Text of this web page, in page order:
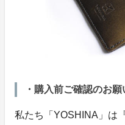
・購入前ご確認のお願
私たち「YOSHINA」は